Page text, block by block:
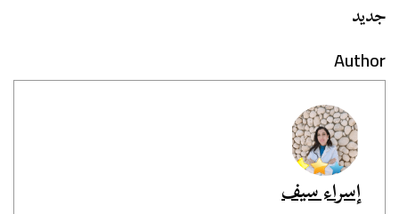
جديد
Author
إسراء سيف